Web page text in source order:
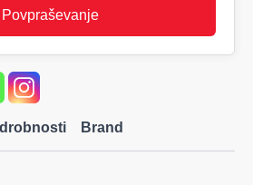
Povpraševanje
Brand